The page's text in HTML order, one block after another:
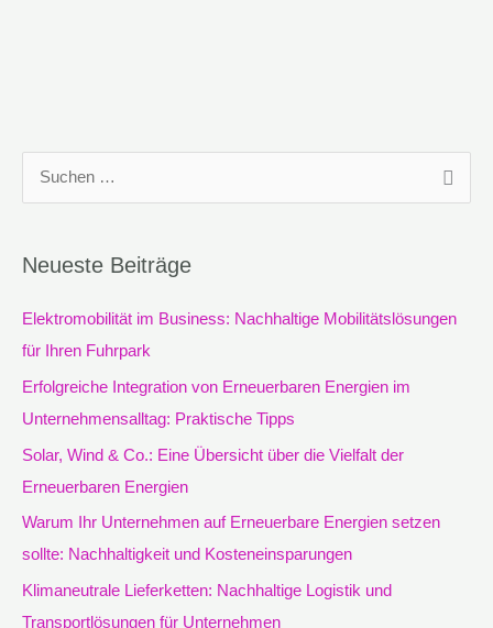
h
e
n
Neueste Beiträge
Elektromobilität im Business: Nachhaltige Mobilitätslösungen
für Ihren Fuhrpark
Erfolgreiche Integration von Erneuerbaren Energien im
Unternehmensalltag: Praktische Tipps
Solar, Wind & Co.: Eine Übersicht über die Vielfalt der
Erneuerbaren Energien
Warum Ihr Unternehmen auf Erneuerbare Energien setzen
sollte: Nachhaltigkeit und Kosteneinsparungen
Klimaneutrale Lieferketten: Nachhaltige Logistik und
Transportlösungen für Unternehmen